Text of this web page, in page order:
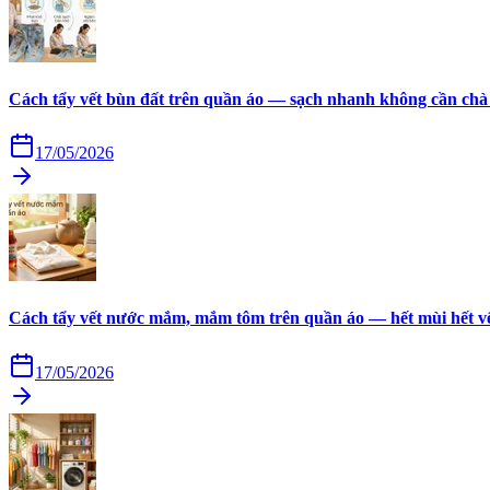
Cách tẩy vết bùn đất trên quần áo — sạch nhanh không cần
17/05/2026
Cách tẩy vết nước mắm, mắm tôm trên quần áo — hết mùi hết
17/05/2026